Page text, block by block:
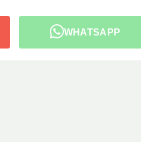
WHATSAPP